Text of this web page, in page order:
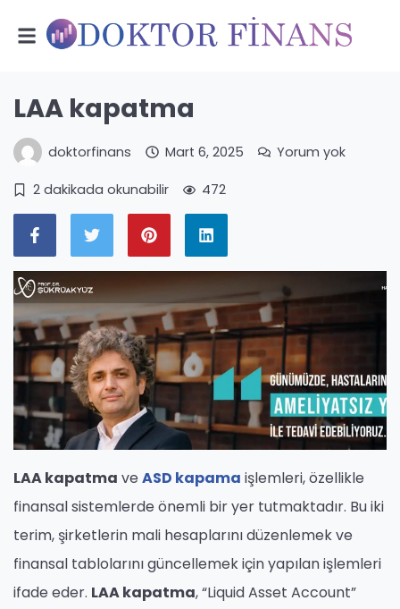
LAA kapatma
doktorfinans Mart 6, 2025 Yorum yok
2 dakikada okunabilir 472
LAA kapatma ve ASD kapama işlemleri, özellikle
finansal sistemlerde önemli bir yer tutmaktadır. Bu iki
terim, şirketlerin mali hesaplarını düzenlemek ve
finansal tablolarını güncellemek için yapılan işlemleri
ifade eder. LAA kapatma, “Liquid Asset Account”